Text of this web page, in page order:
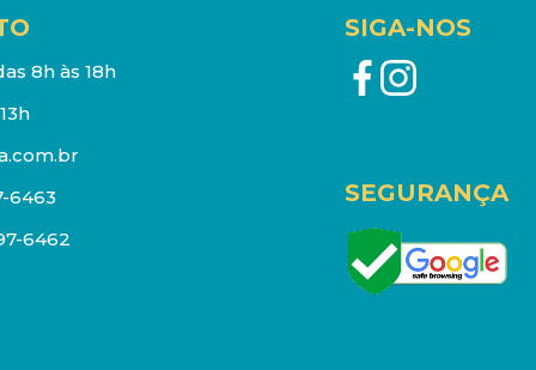
8h às 18h
6463
6462
SIGA-NOS
SEGURANÇA